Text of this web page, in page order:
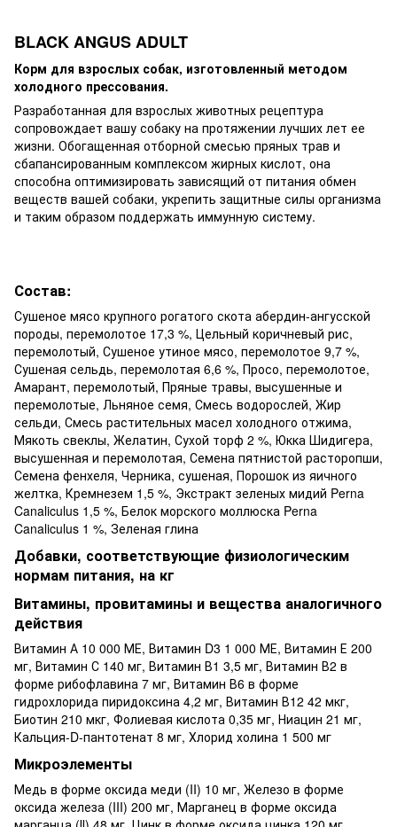
BLACK ANGUS ADULT
Корм для взрослых собак, изготовленный методом
холодного прессования.
Разработанная для взрослых животных рецептура
сопровождает вашу собаку на протяжении лучших лет ее
жизни. Обогащенная отборной смесью пряных трав и
сбапансированным комплексом жирных кислот, она
способна оптимизировать зависящий от питания обмен
веществ вашей собаки, укрепить защитные силы организма
и таким образом поддержать иммунную систему.
Состав:
Сушеное мясо крупного рогатого скота абердин-ангусской
породы, перемолотое 17,3 %, Цельный коричневый рис,
перемолотый, Сушеное утиное мясо, перемолотое 9,7 %,
Сушеная сельдь, перемолотая 6,6 %, Просо, перемолотое,
Амарант, перемолотый, Пряные травы, высушенные и
перемолотые, Льняное семя, Смесь водорослей, Жир
сельди, Смесь растительных масел холодного отжима,
Мякоть свеклы, Желатин, Сухой торф 2 %, Юкка Шидигера,
высушенная и перемолотая, Семена пятнистой расторопши,
Семена фенхеля, Черника, сушеная, Порошок из яичного
желтка, Кремнезем 1,5 %, Экстракт зеленых мидий Perna
Canaliculus 1,5 %, Белок морского моллюска Perna
Canaliculus 1 %, Зеленая глина
Добавки, соответствующие физиологическим
нормам питания, на кг
Витамины, провитамины и вещества аналогичного
действия
Витамин А 10 000 МЕ, Витамин D3 1 000 МЕ, Витамин Е 200
мг, Витамин С 140 мг, Витамин В1 3,5 мг, Витамин В2 в
форме рибофлавина 7 мг, Витамин В6 в форме
гидрохлорида пиридоксина 4,2 мг, Витамин В12 42 мкг,
Биотин 210 мкг, Фолиевая кислота 0,35 мг, Ниацин 21 мг,
Кальция-D-пантотенат 8 мг, Хлорид холина 1 500 мг
Микроэлементы
Медь в форме оксида меди (II) 10 мг, Железо в форме
оксида железа (III) 200 мг, Марганец в форме оксида